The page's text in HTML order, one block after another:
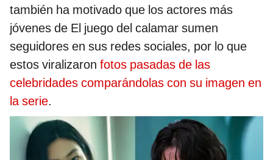
también ha motivado que los actores más
jóvenes de El juego del calamar sumen
seguidores en sus redes sociales, por lo que
estos viralizaron fotos pasadas de las
celebridades comparándolas con su imagen en
la serie.